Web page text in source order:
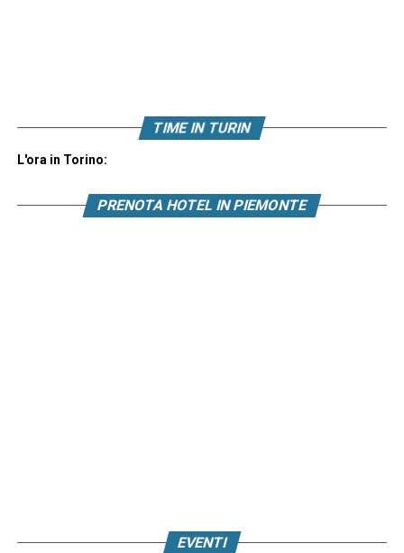
TIME IN TURIN
L'ora in Torino:
PRENOTA HOTEL IN PIEMONTE
EVENTI